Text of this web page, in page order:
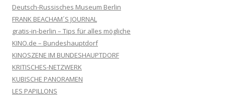
Deutsch-Russisches Museum Berlin
FRANK BEACHAM´S JOURNAL
gratis-in-berlin – Tips für alles mögliche
KINO.de – Bundeshauptdorf
KINOSZENE IM BUNDESHAUPTDORF
KRITISCHES-NETZWERK
KUBISCHE PANORAMEN
LES PAPILLONS